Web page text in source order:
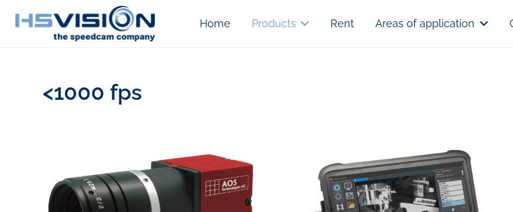
Home Products Rent Areas of application
<1000 fps